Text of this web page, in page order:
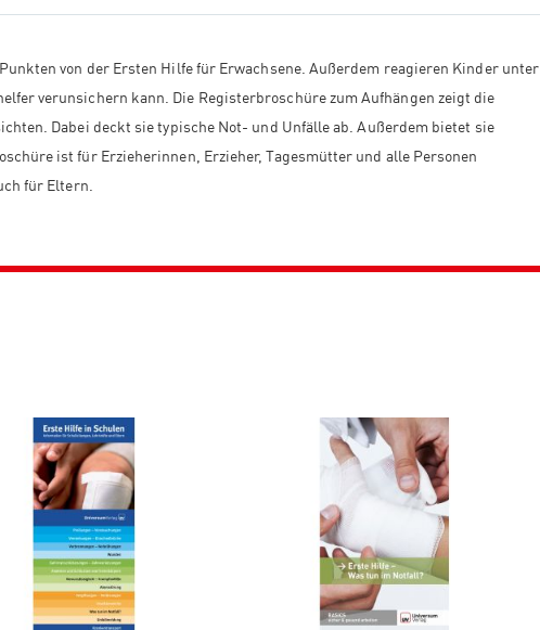
von der Ersten Hilfe für Erwachsene. Außerdem reagieren Kinder unter
verunsichern kann. Die Registerbroschüre zum Aufhängen zeigt die
Dabei deckt sie typische Not- und Unfälle ab. Außerdem bietet sie
ist für Erzieherinnen, Erzieher, Tagesmütter und alle Personen
für Eltern.